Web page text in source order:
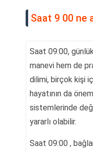
Saat 9 00 ne
Saat 09:00,
manevi hem de
dilimi, birçok kişi
hayatının da
sistemlerinde
yararlı olabilir.
Saat 09:00 ,